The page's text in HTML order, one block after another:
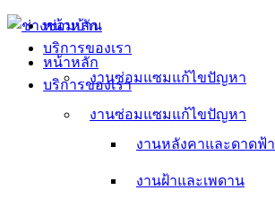
Skip
content
หน้าหลัก
บริการของเรา
งานซ่อมแซมแก้ไขปัญหา
งานหลังคาและดาดฟ้า
งานฝ้าและเพดาน
หน้าหลัก
บริการของเรา
งานซ่อมแซมแก้ไขปัญหา
งานหลังคาและดาดฟ้า
งานฝ้าและเพดาน
งานทาสี